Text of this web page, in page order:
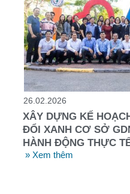
26.02.2026
XÂY DỰNG KẾ
ĐỔI XANH CƠ SỞ
HÀNH ĐỘNG THỰC
» Xem thêm